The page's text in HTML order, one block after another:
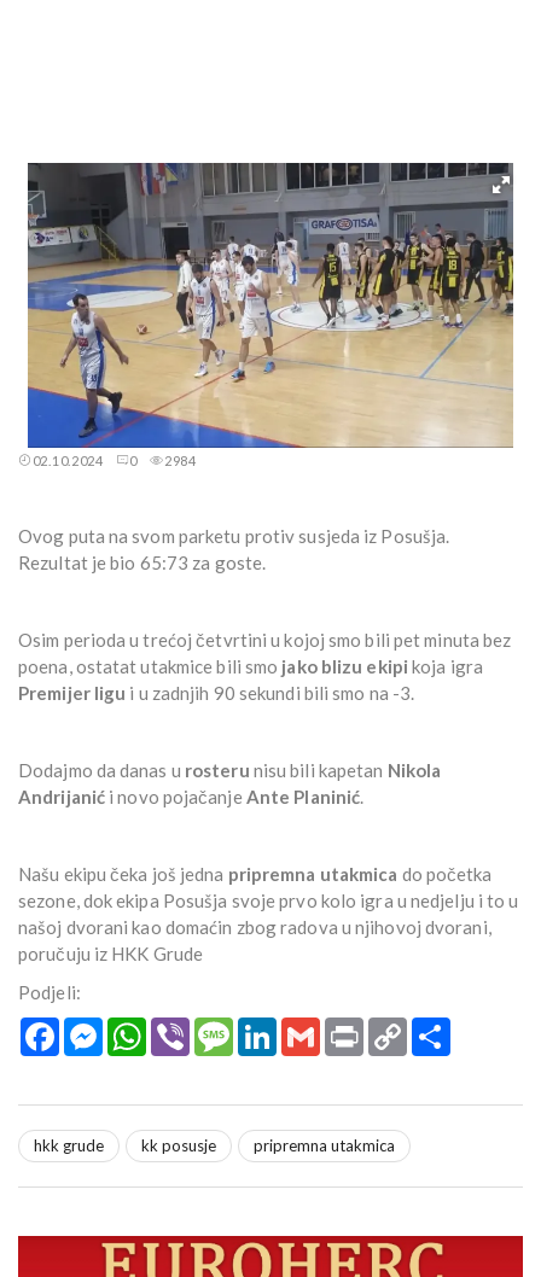
02.10.2024 0 2984
Ovog puta na svom parketu protiv susjeda iz Posušja.
Rezultat je bio 65:73 za goste.
Osim perioda u trećoj četvrtini u kojoj smo bili pet minuta bez
poena, ostatat utakmice bili smo jako blizu ekipi koja igra
Premijer ligu i u zadnjih 90 sekundi bili smo na -3.
Dodajmo da danas u rosteru nisu bili kapetan Nikola
Andrijanić i novo pojačanje Ante Planinić.
Našu ekipu čeka još jedna pripremna utakmica do početka
sezone, dok ekipa Posušja svoje prvo kolo igra u nedjelju i to u
našoj dvorani kao domaćin zbog radova u njihovoj dvorani,
poručuju iz HKK Grude
Podjeli:
FacebookMessengerWhatsApp
Viber MessageLinkedInGmail Print Copy
Link
hkk grude kk posusje pripremna utakmica